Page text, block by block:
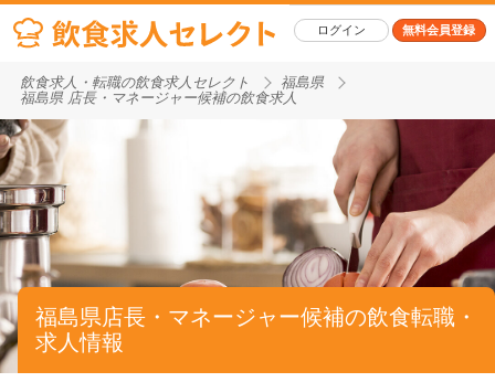
ログイン 無料会員登録
飲食求人・転職の飲食求人セレクト
福島県
福島県 店長・マネージャー候補の飲食求人
福島県店長・マネージャー候補の飲食転職・
求人情報